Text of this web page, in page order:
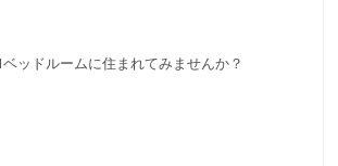
ッドルームに住まれてみませんか？